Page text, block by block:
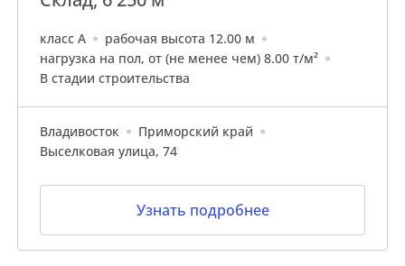
класс A
рабочая высота 12.00 м
нагрузка на пол, от (не менее чем) 8.00 т/м²
В стадии строительства
Владивосток
Приморский край
Выселковая улица, 74
Узнать подробнее